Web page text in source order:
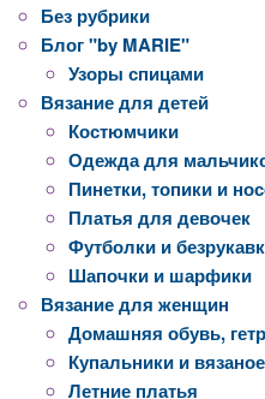
Без рубрики
Блог "by MARIE"
Узоры спицами
Вязание для детей
Костюмчики
Одежда для
Пинетки, топики и
Платья для девочек
Футболки и
Шапочки и шарфики
Вязание для женщин
Домашняя обувь,
Купальники и
Летние платья